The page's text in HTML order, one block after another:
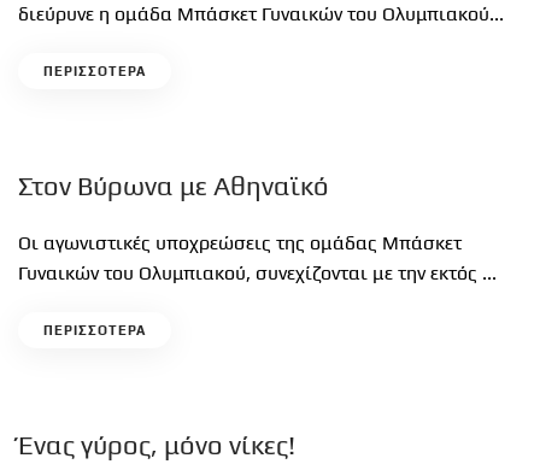
διεύρυνε η ομάδα Μπάσκετ Γυναικών του Ολυμπιακού...
ΠΕΡΙΣΣΟΤΕΡΑ
Στον Βύρωνα με Αθηναϊκό
Οι αγωνιστικές υποχρεώσεις της ομάδας Μπάσκετ
Γυναικών του Ολυμπιακού, συνεχίζονται με την εκτός ...
ΠΕΡΙΣΣΟΤΕΡΑ
Ένας γύρος, μόνο νίκες!